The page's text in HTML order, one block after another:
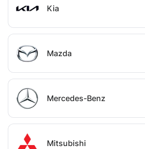
Kia
Mazda
Mercedes-Benz
Mitsubishi